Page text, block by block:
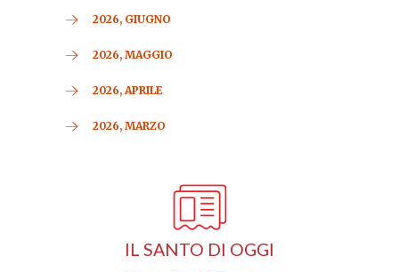
2026, GIUGNO
2026, MAGGIO
2026, APRILE
2026, MARZO
IL SANTO DI OGGI